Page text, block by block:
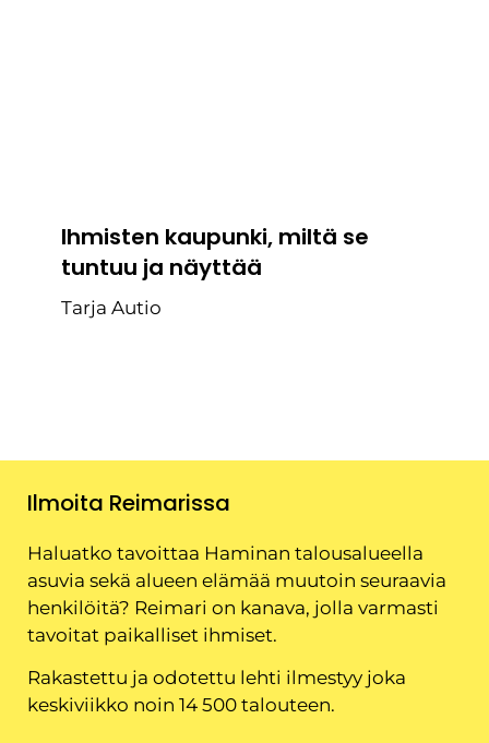
Ihmisten kaupunki, miltä se
tuntuu ja näyttää
Tarja Autio
Ilmoita Reimarissa
Haluatko tavoittaa Haminan talousalueella
asuvia sekä alueen elämää muutoin seuraavia
henkilöitä? Reimari on kanava, jolla varmasti
tavoitat paikalliset ihmiset.
Rakastettu ja odotettu lehti ilmestyy joka
keskiviikko noin 14 500 talouteen.